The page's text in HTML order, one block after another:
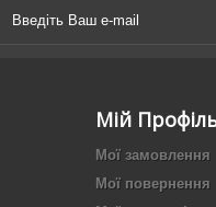
Мій
Мої замовлення
Мої повернення